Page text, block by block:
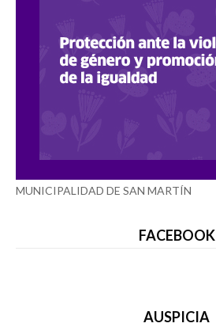
MUNICIPALIDAD DE SAN MARTÍN
FACEBOOK
AUSPICIA